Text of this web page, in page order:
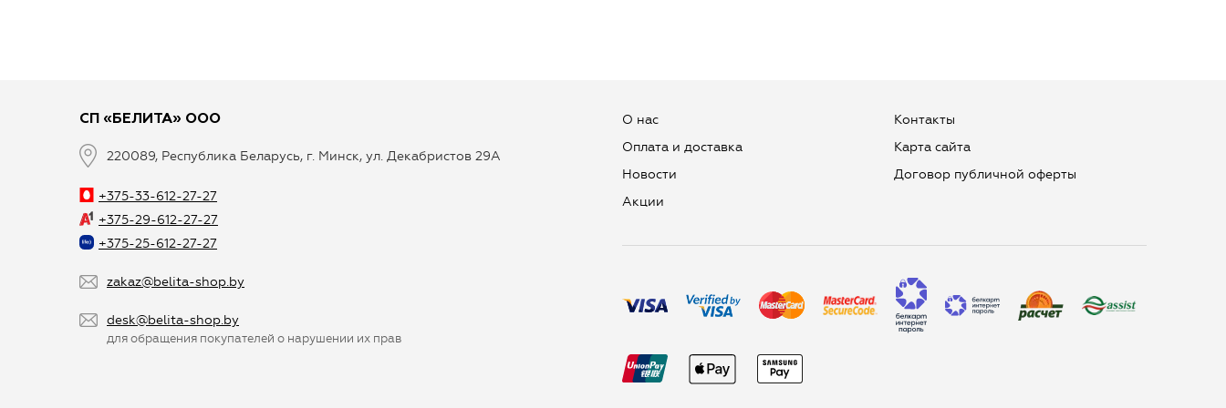
СП «БЕЛИТА» ООО
220089, Республика Беларусь, г. Минск, ул. Декабристов 29А
+375-33-612-27-27
+375-29-612-27-27
+375-25-612-27-27
zakaz@belita-shop.by
desk@belita-shop.by
для обращения покупателей о нарушении их прав
О нас
Оплата и доставка
Новости
Aкции
Контакты
Карта сайта
Договор публичной оферты